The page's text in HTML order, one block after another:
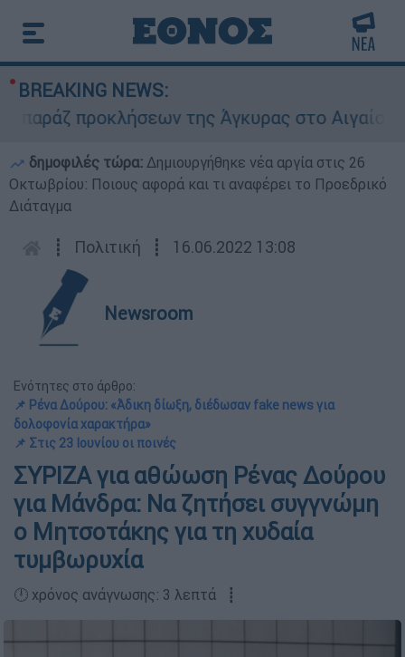
BREAKING NEWS:
προκλήσεων της Άγκυρας στο Αιγαίο:
δημοφιλές τώρα: Δημιουργήθηκε νέα αργία στις 26
Οκτωβρίου: Ποιους αφορά και τι αναφέρει το Προεδρικό
Διάταγμα
┋ Πολιτική ┋ 16.06.2022 13:08
Newsroom
Ενότητες στο άρθρο:
📌 Ρένα Δούρου: «Άδικη δίωξη, διέδωσαν fake news για
δολοφονία χαρακτήρα»
📌 Στις 23 Ιουνίου οι ποινές
ΣΥΡΙΖΑ για αθώωση Ρένας Δούρου
για Μάνδρα: Να ζητήσει συγγνώμη
ο Μητσοτάκης για τη χυδαία
τυμβωρυχία
🕛 χρόνος ανάγνωσης: 3 λεπτά ┋